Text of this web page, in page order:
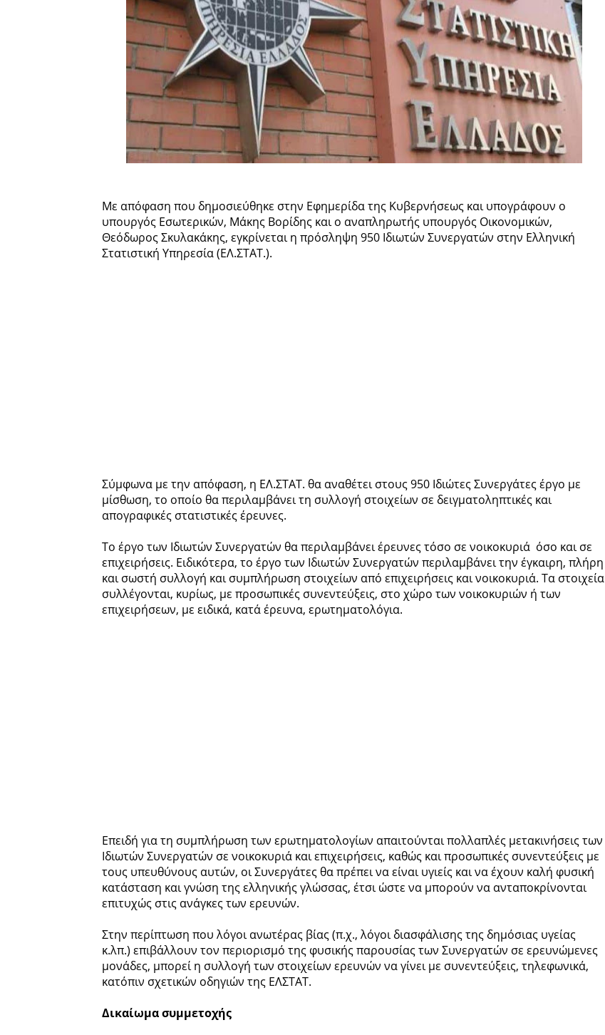
Με απόφαση που δημοσιεύθηκε στην Εφημερίδα της Κυβερνήσεως και υπογράφουν ο
υπουργός Εσωτερικών, Μάκης Βορίδης και ο αναπληρωτής υπουργός Οικονομικών,
Θεόδωρος Σκυλακάκης, εγκρίνεται η πρόσληψη 950 Ιδιωτών Συνεργατών στην Ελληνική
Στατιστική Υπηρεσία (ΕΛ.ΣΤΑΤ.).
Σύμφωνα με την απόφαση, η ΕΛ.ΣΤΑΤ. θα αναθέτει στους 950 Ιδιώτες Συνεργάτες έργο με
μίσθωση, το οποίο θα περιλαμβάνει τη συλλογή στοιχείων σε δειγματοληπτικές και
απογραφικές στατιστικές έρευνες.
Το έργο των Ιδιωτών Συνεργατών θα περιλαμβάνει έρευνες τόσο σε νοικοκυριά όσο και σε
επιχειρήσεις. Ειδικότερα, το έργο των Ιδιωτών Συνεργατών περιλαμβάνει την έγκαιρη, πλήρη
και σωστή συλλογή και συμπλήρωση στοιχείων από επιχειρήσεις και νοικοκυριά. Τα στοιχεία
συλλέγονται, κυρίως, με προσωπικές συνεντεύξεις, στο χώρο των νοικοκυριών ή των
επιχειρήσεων, με ειδικά, κατά έρευνα, ερωτηματολόγια.
Επειδή για τη συμπλήρωση των ερωτηματολογίων απαιτούνται πολλαπλές μετακινήσεις των
Ιδιωτών Συνεργατών σε νοικοκυριά και επιχειρήσεις, καθώς και προσωπικές συνεντεύξεις με
τους υπευθύνους αυτών, οι Συνεργάτες θα πρέπει να είναι υγιείς και να έχουν καλή φυσική
κατάσταση και γνώση της ελληνικής γλώσσας, έτσι ώστε να μπορούν να ανταποκρίνονται
επιτυχώς στις ανάγκες των ερευνών.
Στην περίπτωση που λόγοι ανωτέρας βίας (π.χ., λόγοι διασφάλισης της δημόσιας υγείας
κ.λπ.) επιβάλλουν τον περιορισμό της φυσικής παρουσίας των Συνεργατών σε ερευνώμενες
μονάδες, μπορεί η συλλογή των στοιχείων ερευνών να γίνει με συνεντεύξεις, τηλεφωνικά,
κατόπιν σχετικών οδηγιών της ΕΛΣΤΑΤ.
Δικαίωμα συμμετοχής